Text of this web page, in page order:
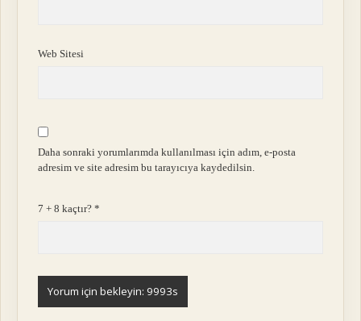
Web Sitesi
Daha sonraki yorumlarımda kullanılması için adım, e-posta
adresim ve site adresim bu tarayıcıya kaydedilsin.
7 + 8 kaçtır?*